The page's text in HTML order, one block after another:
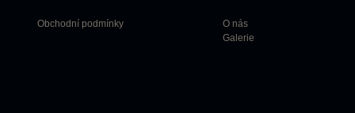
Obchodní podmínky
O nás
Galerie